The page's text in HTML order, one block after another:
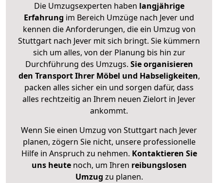
Die Umzugsexperten haben langjährige
Erfahrung im Bereich Umzüge nach Jever und
kennen die Anforderungen, die ein Umzug von
Stuttgart nach Jever mit sich bringt. Sie kümmern
sich um alles, von der Planung bis hin zur
Durchführung des Umzugs. Sie organisieren
den Transport Ihrer Möbel und Habseligkeiten,
packen alles sicher ein und sorgen dafür, dass
alles rechtzeitig an Ihrem neuen Zielort in Jever
ankommt.
Wenn Sie einen Umzug von Stuttgart nach Jever
planen, zögern Sie nicht, unsere professionelle
Hilfe in Anspruch zu nehmen. Kontaktieren Sie
uns heutenoch, um Ihren reibungslosen
Umzug zu planen.